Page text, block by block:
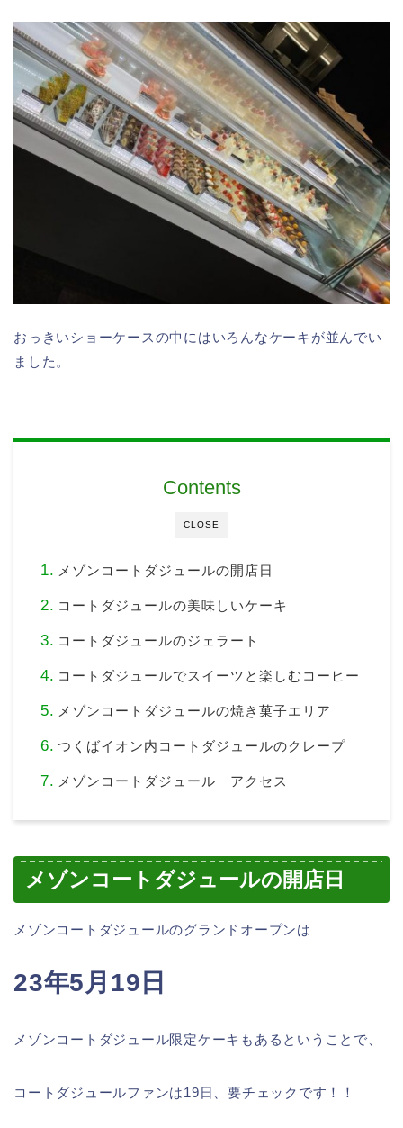
おっきいショーケースの中にはいろんなケーキが並んでい
ました。
CLOSE
Contents
メゾンコートダジュールの開店日
コートダジュールの美味しいケーキ
コートダジュールのジェラート
コートダジュールでスイーツと楽しむコーヒー
メゾンコートダジュールの焼き菓子エリア
つくばイオン内コートダジュールのクレープ
メゾンコートダジュール アクセス
メゾンコートダジュールの開店日
メゾンコートダジュールのグランドオープンは
23年5月19日
メゾンコートダジュール限定ケーキもあるということで、
コートダジュールファンは19日、要チェックです！！